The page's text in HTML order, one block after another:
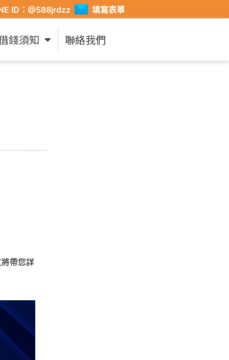
ID：@588jrdzz 填寫表單
錢須知 聯絡我們
帶您詳